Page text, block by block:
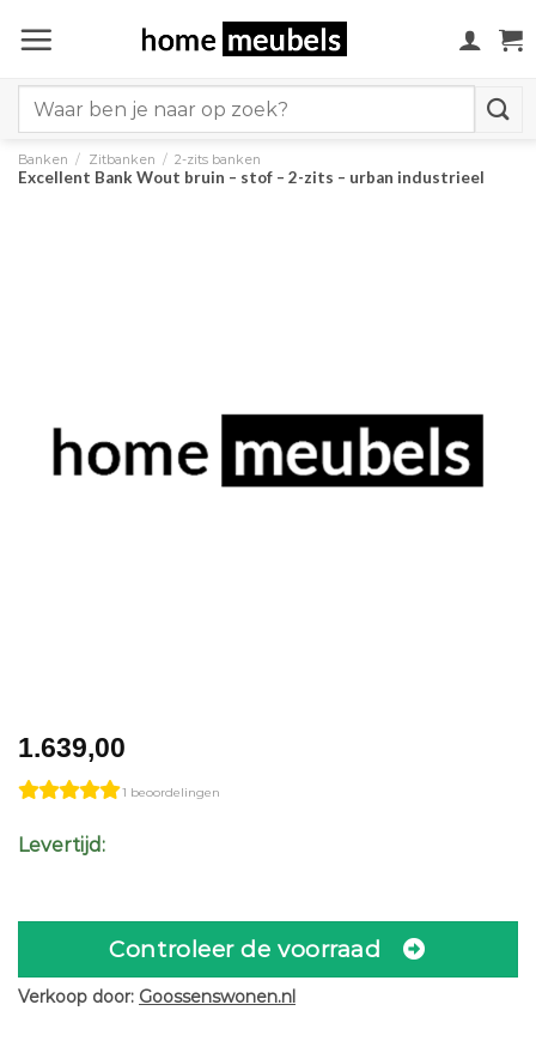
naar
for:
Banken / Zitbanken / 2-zits banken
Excellent Bank Wout bruin – stof – 2-zits – urban industrieel
1.639,00
1 beoordelingen
Levertijd:
Controleer de voorraad
Verkoop door: Goossenswonen.nl